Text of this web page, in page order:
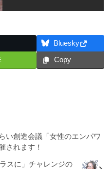
Bluesky
Copy
い創造会議「女性のエンパワ
されます！
スに」チャレンジの